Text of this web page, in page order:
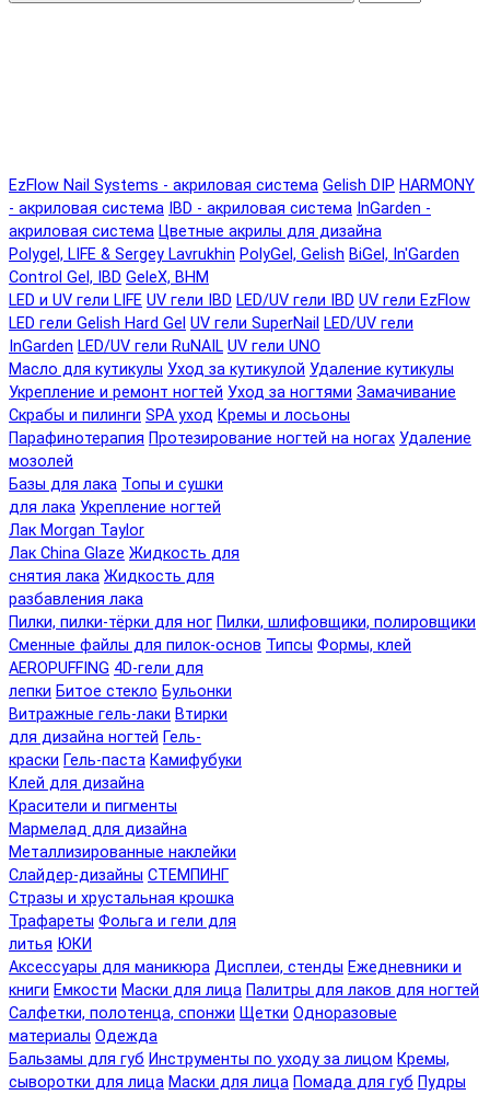
EzFlow Nail Systems - акриловая система Gelish DIP HARMONY
- акриловая система IBD - акриловая система InGarden -
акриловая система Цветные акрилы для дизайна
Polygel, LIFE & Sergey Lavrukhin PolyGel, Gelish BiGel, In'Garden
Control Gel, IBD GeleX, BHM
LED и UV гели LIFE UV гели IBD LED/UV гели IBD UV гели EzFlow
LED гели Gelish Hard Gel UV гели SuperNail LED/UV гели
InGarden LED/UV гели RuNAIL UV гели UNO
Масло для кутикулы Уход за кутикулой Удаление кутикулы
Укрепление и ремонт ногтей Уход за ногтями Замачивание
Скрабы и пилинги SPA уход Кремы и лосьоны
Парафинотерапия Протезирование ногтей на ногах Удаление
мозолей
Базы для лака Топы и сушки
для лака Укрепление ногтей
Лак Morgan Taylor
Лак China Glaze Жидкость для
снятия лака Жидкость для
разбавления лака
Пилки, пилки-тёрки для ног Пилки, шлифовщики, полировщики
Сменные файлы для пилок-основ Типсы Формы, клей
AEROPUFFING 4D-гели для
лепки Битое стекло Бульонки
Витражные гель-лаки Втирки
для дизайна ногтей Гель-
краски Гель-паста Камифубуки
Клей для дизайна
Красители и пигменты
Мармелад для дизайна
Металлизированные наклейки
Слайдер-дизайны СТЕМПИНГ
Стразы и хрустальная крошка
Трафареты Фольга и гели для
литья ЮКИ
Аксессуары для маникюра Дисплеи, стенды Ежедневники и
книги Емкости Маски для лица Палитры для лаков для ногтей
Салфетки, полотенца, спонжи Щетки Одноразовые
материалы Одежда
Бальзамы для губ Инструменты по уходу за лицом Кремы,
сыворотки для лица Маски для лица Помада для губ Пудры